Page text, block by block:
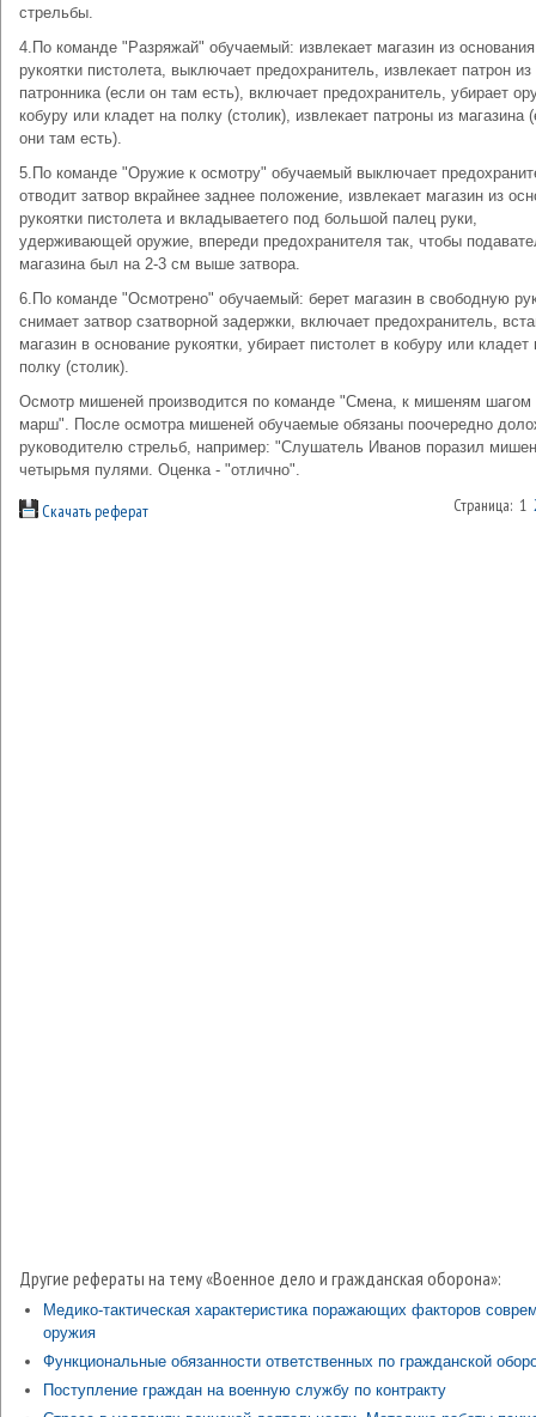
стрельбы.
4.По команде "Разряжай" обучаемый: извлекает магазин из основания
рукоятки пистолета, выключает предохранитель, извлекает патрон из
патронника (если он там есть), включает предохранитель, убирает
кобуру или кладет на полку (столик), извлекает патроны из магазина
они там есть).
5.По команде "Оружие к осмотру" обучаемый выключает
отводит затвор вкрайнее заднее положение, извлекает магазин из
рукоятки пистолета и вкладываетего под большой палец руки,
удерживающей оружие, впереди предохранителя так, чтобы
магазина был на 2-3 см выше затвора.
6.По команде "Осмотрено" обучаемый: берет магазин в свободную
снимает затвор сзатворной задержки, включает предохранитель,
магазин в основание рукоятки, убирает пистолет в кобуру или кладет
полку (столик).
Осмотр мишеней производится по команде "Смена, к мишеням шагом
марш". После осмотра мишеней обучаемые обязаны поочередно
руководителю стрельб, например: "Слушатель Иванов поразил
четырьмя пулями. Оценка - "отлично".
Скачать реферат Страница: 1
Другие рефераты на тему «Военное дело и гражданская оборона»:
Медико-тактическая характеристика поражающих факторов
оружия
Функциональные обязанности ответственных по гражданской
Поступление граждан на военную службу по контракту